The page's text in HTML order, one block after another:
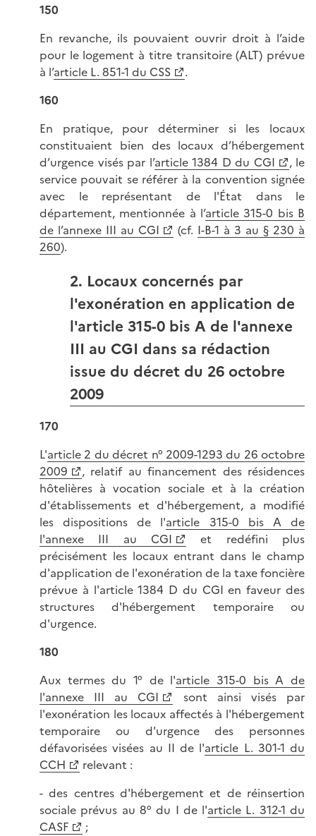
150
En revanche, ils pouvaient ouvrir droit à l’aide
pour le logement à titre transitoire (ALT) prévue
à l’article L. 851-1 du CSS
.
160
En pratique, pour déterminer si les locaux
constituaient bien des locaux d’hébergement
d’urgence visés par l’article 1384 D du CGI
, le
service pouvait se référer à la convention signée
avec le représentant de l'État dans le
département, mentionnée à l’article 315-0 bis B
de l’annexe III au CGI
(cf. I-B-1 à 3 au § 230 à
260).
2. Locaux concernés par
l'exonération en application de
l'article 315-0 bis A de l'annexe
III au CGI dans sa rédaction
issue du décret du 26 octobre
2009
170
L'article 2 du décret n° 2009-1293 du 26 octobre
2009
, relatif au financement des résidences
hôtelières à vocation sociale et à la création
d'établissements et d'hébergement, a modifié
les dispositions de l'article 315-0 bis A de
l'annexe III au CGI
et redéfini plus
précisément les locaux entrant dans le champ
d'application de l'exonération de la taxe foncière
prévue à l'article 1384 D du CGI en faveur des
structures d'hébergement temporaire ou
d'urgence.
180
Aux termes du 1° de l'article 315-0 bis A de
l'annexe III au CGI
sont ainsi visés par
l'exonération les locaux affectés à l'hébergement
temporaire ou d'urgence des personnes
défavorisées visées au II de l'article L. 301-1 du
CCH
relevant :
- des centres d'hébergement et de réinsertion
sociale prévus au 8° du I de l'article L. 312-1 du
CASF
;